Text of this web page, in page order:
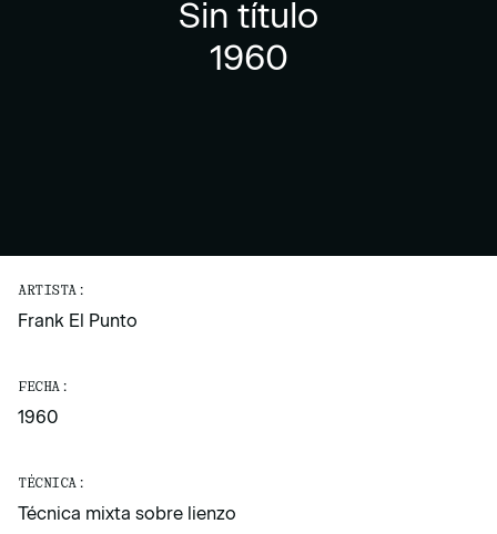
Sin título
1960
ARTISTA:
Frank El Punto
FECHA:
1960
TÉCNICA:
Técnica mixta sobre lienzo